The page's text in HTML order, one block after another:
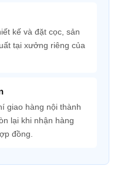
kế và đặt cọc, sản
tại xưởng riêng của
giao hàng nội thành
lại khi nhận hàng
đồng.